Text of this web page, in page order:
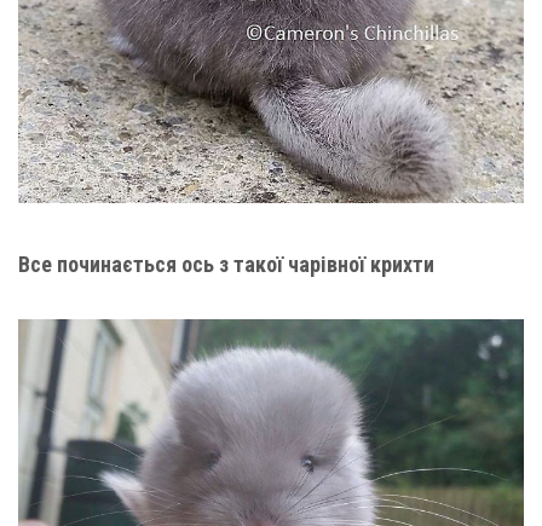
Все починається ось з такої чарівної крихти